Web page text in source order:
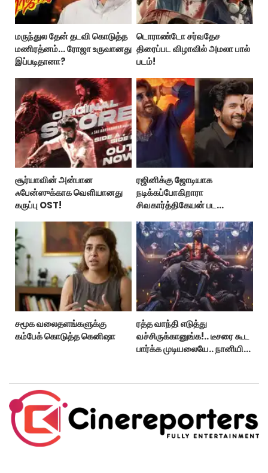
மருந்துல தேன் தடவி கொடுத்த
மணிரத்னம்... ரோஜா உருவானது
இப்படிதானா?
டொராண்டோ சர்வதேச
திரைப்பட விழாவில் அமலா பால்
படம்!
சூர்யாவின் அன்பான
ஃபேன்ஸுக்காக வெளியானது
கருப்பு OST!
ரஜினிக்கு ஜோடியாக
நடிக்கப்போகிறாரா
சிவகார்த்திகேயன் பட
சமூக வலைதளங்களுக்கு
கம்பேக் கொடுத்த கெனிஷா
ரத்த வாந்தி எடுத்து
வச்சிருக்கானுங்க!.. டீசரை கூட
பார்க்க முடியலையே.. நானியின்